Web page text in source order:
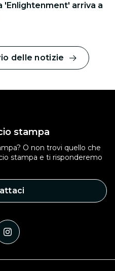
'Enlightenment' arriva a
delle notizie
stampa
O non trovi quello che
stampa e ti risponderemo